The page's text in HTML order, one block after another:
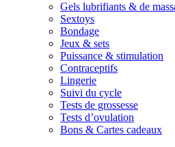
Gels lubrifiants & de
Sextoys
Bondage
Jeux & sets
Puissance & stimulation
Contraceptifs
Lingerie
Suivi du cycle
Tests de grossesse
Tests d’ovulation
Bons & Cartes cadeaux